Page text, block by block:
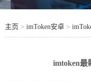
主页 > imToken安卓 >
imtoken最